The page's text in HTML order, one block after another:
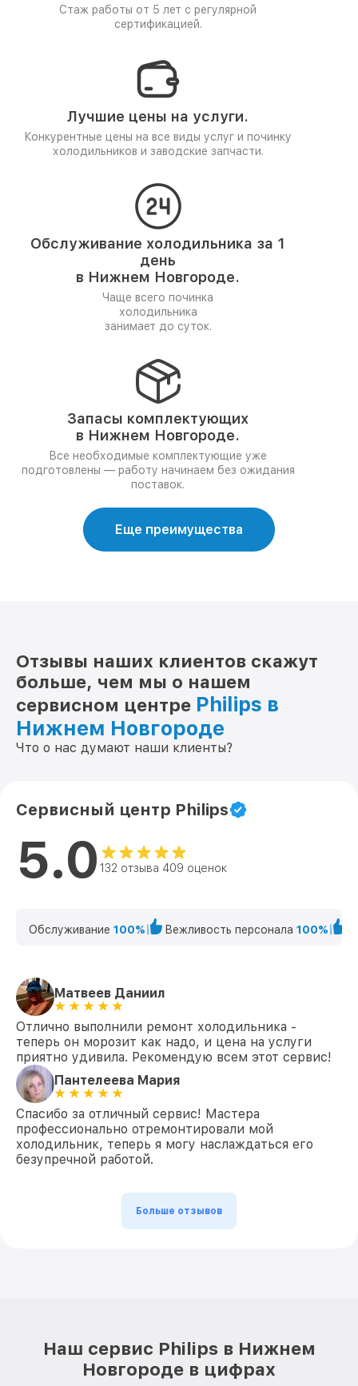
Стаж работы от 5 лет с регулярной
сертификацией.
Лучшие цены на услуги.
Конкурентные цены на все виды услуг и починку
холодильников и заводские запчасти.
Обслуживание холодильника за 1
день
в Нижнем Новгороде.
Чаще всего починка
холодильника
занимает до суток.
Запасы комплектующих
в Нижнем Новгороде.
Все необходимые комплектующие уже
подготовлены — работу начинаем без ожидания
поставок.
Еще преимущества
Отзывы наших клиентов скажут
больше, чем мы о нашем
сервисном центре Philips в
Нижнем Новгороде
Что о нас думают наши клиенты?
Сервисный центр Philips
5.0 132 отзыва 409 оценок
Обслуживание 100% Вежливость персонала 100%
Матвеев Даниил
Отлично выполнили ремонт холодильника -
теперь он морозит как надо, и цена на услуги
приятно удивила. Рекомендую всем этот сервис!
Пантелеева Мария
Спасибо за отличный сервис! Мастера
профессионально отремонтировали мой
холодильник, теперь я могу наслаждаться его
безупречной работой.
Больше отзывов
Наш сервис Philips в Нижнем
Новгороде в цифрах